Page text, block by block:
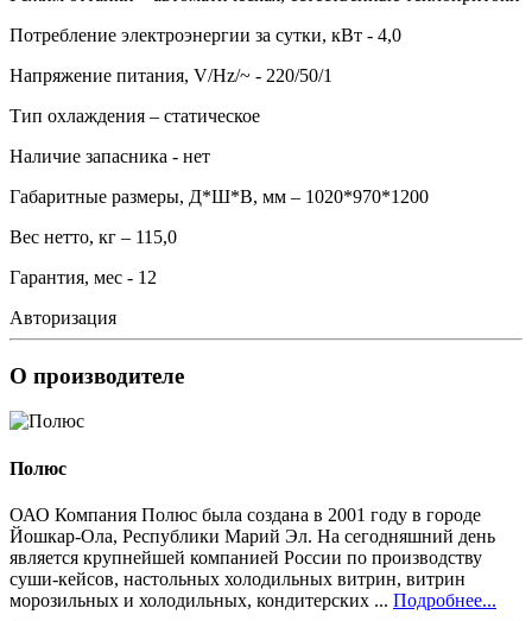
Потребление электроэнергии за сутки, кВт - 4,0
Напряжение питания, V/Hz/~ - 220/50/1
Тип охлаждения – статическое
Наличие запасника - нет
Габаритные размеры, Д*Ш*В, мм – 1020*970*1200
Вес нетто, кг – 115,0
Гарантия, мес - 12
Авторизация
О производителе
Полюс
ОАО Компания Полюс была создана в 2001 году в городе
Йошкар-Ола, Республики Марий Эл. На сегодняшний день
является крупнейшей компанией России по производству
суши-кейсов, настольных холодильных витрин, витрин
морозильных и холодильных, кондитерских ... Подробнее...